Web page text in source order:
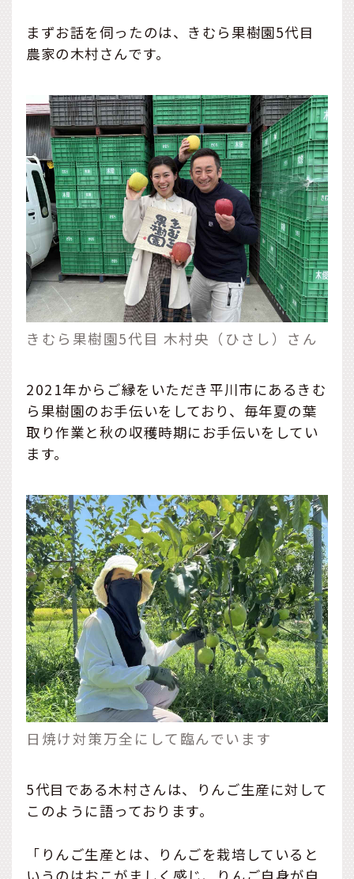
まずお話を伺ったのは、きむら果樹園5代目
農家の木村さんです。
きむら果樹園5代目 木村央（ひさし）さん
2021年からご縁をいただき平川市にあるきむ
ら果樹園のお手伝いをしており、毎年夏の葉
取り作業と秋の収穫時期にお手伝いをしてい
ます。
日焼け対策万全にして臨んでいます
5代目である木村さんは、りんご生産に対して
このように語っております。
「りんご生産とは、りんごを栽培していると